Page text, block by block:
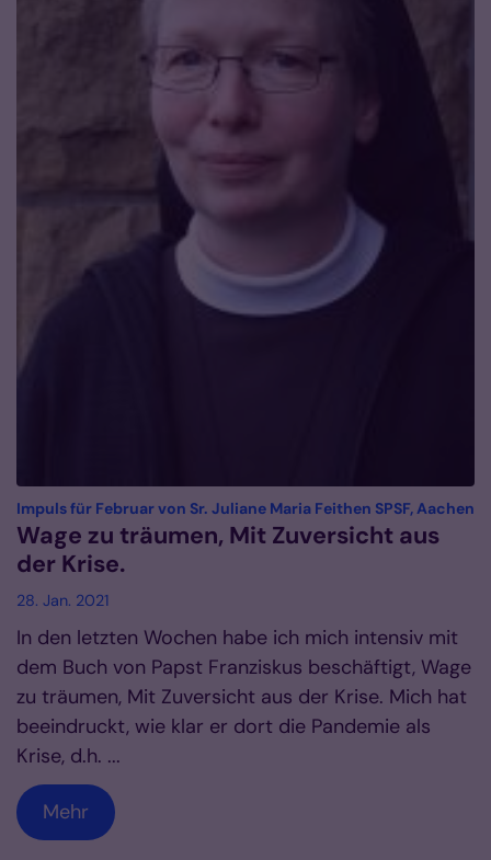
Impuls für Februar von Sr. Juliane Maria Feithen SPSF, Aachen
Wage zu träumen, Mit Zuversicht aus
der Krise.
28. Jan. 2021
In den letzten Wochen habe ich mich intensiv mit
dem Buch von Papst Franziskus beschäftigt, Wage
zu träumen, Mit Zuversicht aus der Krise. Mich hat
beeindruckt, wie klar er dort die Pandemie als
Krise, d.h. ...
Mehr